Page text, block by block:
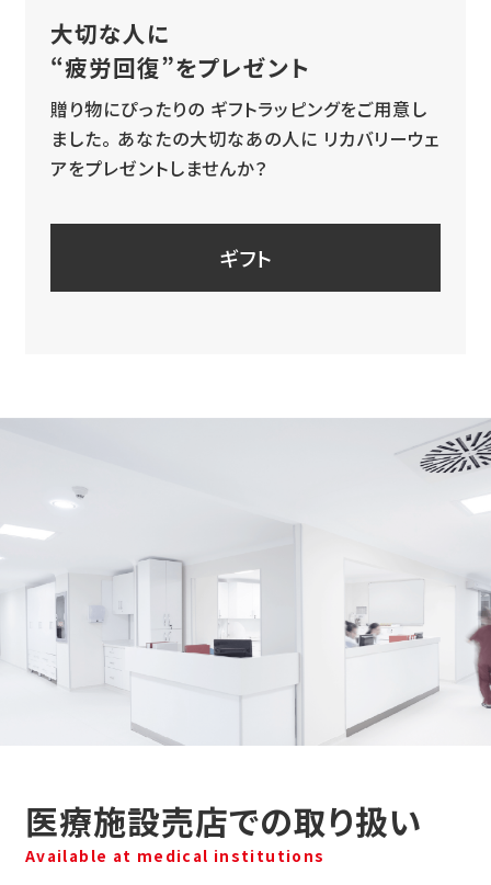
大切な人に
“疲労回復”をプレゼント
贈り物にぴったりの ギフトラッピングをご用意し
ました。 あなたの大切なあの人に リカバリーウェ
アをプレゼントしませんか？
ギフト
医療施設売店での取り扱い
Available at medical institutions